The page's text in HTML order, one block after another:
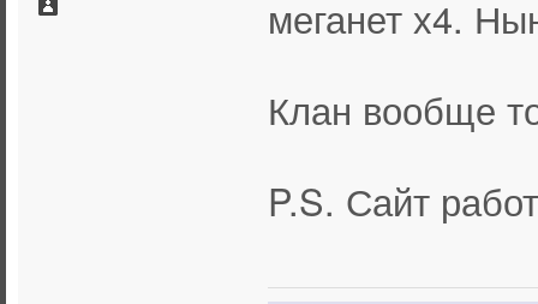
меганет х4.
Клан вообще
P.S. Сайт